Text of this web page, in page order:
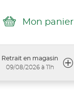
Mon panier
Retrait en magasin
09/08/2026 à 11h